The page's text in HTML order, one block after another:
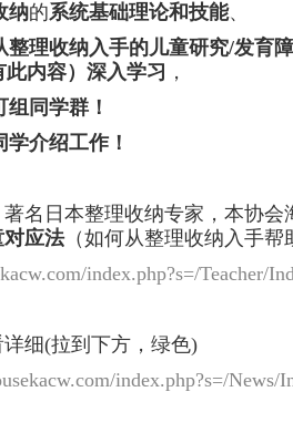
纳的系统基础理论和技能、
整理收纳入手的儿童研究/发育
内容）深入学习 ，
组同学群！
学介绍工作！
名日本整理收纳专家，本协会
应法（如何从整理收纳入手帮
index.php?s=/Teacher/
细(拉到下方，绿色)
index.php?s=/News/